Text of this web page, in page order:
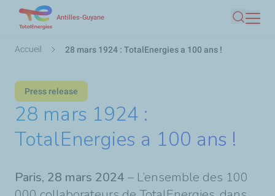
contenu
Antilles-Guyane
Fil
Accueil 28 mars 1924 : TotalEnergies a 100 ans !
Press release
28 mars 1924 :
TotalEnergies a 100 ans !
Paris, 28 mars 2024 – L’ensemble des 100